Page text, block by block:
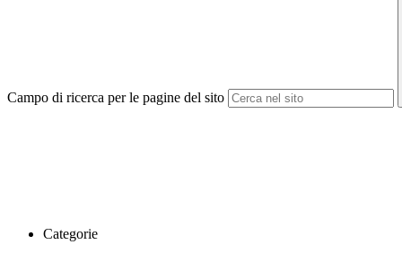
Campo di ricerca per le pagine del sito
Categorie